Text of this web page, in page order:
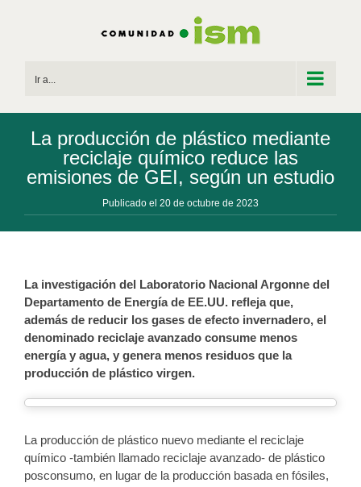
Ir a...
La producción de plástico mediante
reciclaje químico reduce las
emisiones de GEI, según un estudio
Publicado el 20 de octubre de 2023
La investigación del Laboratorio Nacional Argonne del
Departamento de Energía de EE.UU. refleja que,
además de reducir los gases de efecto invernadero, el
denominado reciclaje avanzado consume menos
energía y agua, y genera menos residuos que la
producción de plástico virgen.
La producción de plástico nuevo mediante el reciclaje
químico -también llamado reciclaje avanzado- de plástico
posconsumo, en lugar de la producción basada en fósiles,